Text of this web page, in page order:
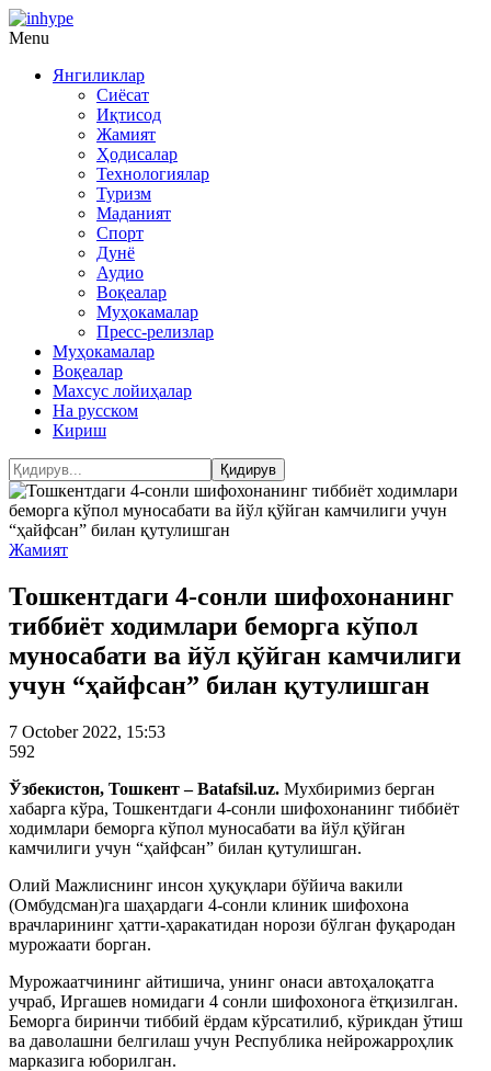
Menu
Янгиликлар
Сиёсат
Иқтисод
Жамият
Ҳодисалар
Технологиялар
Туризм
Маданият
Спорт
Дунё
Аудио
Воқеалар
Муҳокамалар
Пресс-релизлар
Муҳокамалар
Воқеалар
Махсус лойиҳалар
На русском
Кириш
Жамият
Тошкентдаги 4-сонли шифохонанинг
тиббиёт ходимлари беморга кўпол
муносабати ва йўл қўйган камчилиги
учун “ҳайфсан” билан қутулишган
7 October 2022, 15:53
592
Ўзбекистон, Тошкент – Batafsil.uz. Мухбиримиз берган
хабарга кўра, Тошкентдаги 4-сонли шифохонанинг тиббиёт
ходимлари беморга кўпол муносабати ва йўл қўйган
камчилиги учун “ҳайфсан” билан қутулишган.
Олий Мажлиснинг инсон ҳуқуқлари бўйича вакили
(Омбудсман)га шаҳардаги 4-сонли клиник шифохона
врачларининг ҳатти-ҳаракатидан норози бўлган фуқародан
мурожаати борган.
Мурожаатчининг айтишича, унинг онаси автоҳалоқатга
учраб, Иргашев номидаги 4 сонли шифохонога ётқизилган.
Беморга биринчи тиббий ёрдам кўрсатилиб, кўрикдан ўтиш
ва даволашни белгилаш учун Республика нейрожарроҳлик
марказига юборилган.